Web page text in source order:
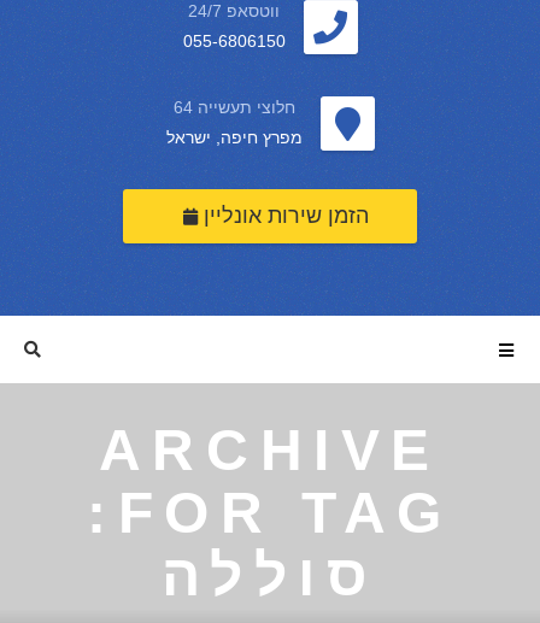
ווטסאפ 24/7
055-6806150
חלוצי תעשייה 64
מפרץ חיפה, ישראל
הזמן שירות אונליין
ARCHIVE
FOR TAG:
סוללה